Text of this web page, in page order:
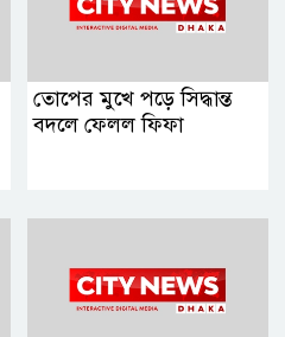
তোপের মুখে পড়ে সিদ্ধান্ত
বদলে ফেলল ফিফা